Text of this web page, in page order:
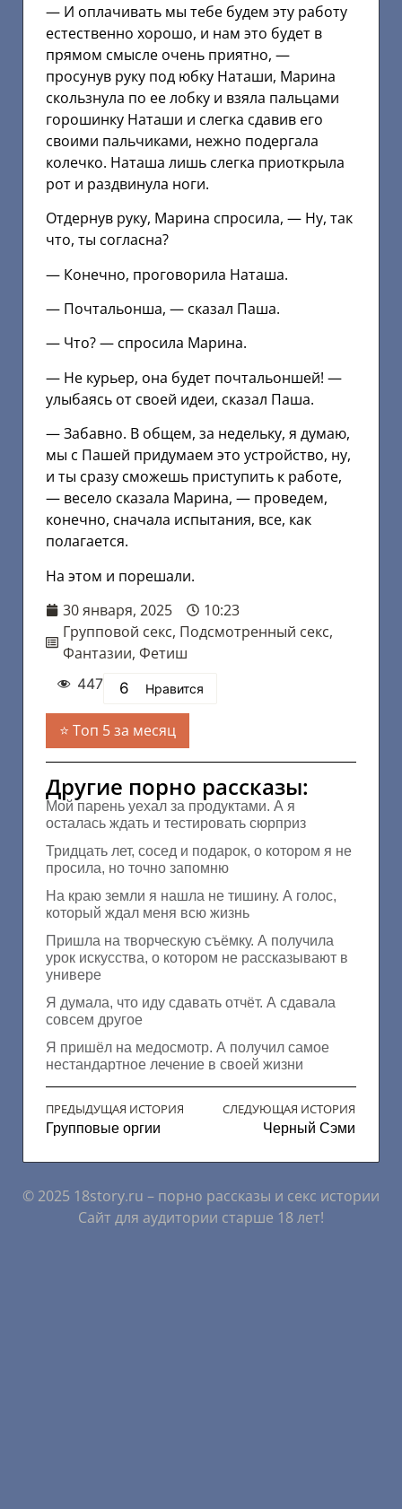
— И оплачивать мы тебе будем эту работу
естественно хорошо, и нам это будет в
прямом смысле очень приятно, —
просунув руку под юбку Наташи, Марина
скользнула по ее лобку и взяла пальцами
горошинку Наташи и слегка сдавив его
своими пальчиками, нежно подергала
колечко. Наташа лишь слегка приоткрыла
рот и раздвинула ноги.
Отдернув руку, Марина спросила, — Ну, так
что, ты согласна?
— Конечно, проговорила Наташа.
— Почтальонша, — сказал Паша.
— Что? — спросила Марина.
— Не курьер, она будет почтальоншей! —
улыбаясь от своей идеи, сказал Паша.
— Забавно. В общем, за недельку, я думаю,
мы с Пашей придумаем это устройство, ну,
и ты сразу сможешь приступить к работе,
— весело сказала Марина, — проведем,
конечно, сначала испытания, все, как
полагается.
На этом и порешали.
30 января, 2025
10:23
Групповой секс, Подсмотренный секс,
Фантазии, Фетиш
447 6 Нравится
Топ 5 за месяц
Другие порно рассказы:
Мой парень уехал за продуктами. А я
осталась ждать и тестировать сюрприз
Тридцать лет, сосед и подарок, о котором я не
просила, но точно запомню
На краю земли я нашла не тишину. А голос,
который ждал меня всю жизнь
Пришла на творческую съёмку. А получила
урок искусства, о котором не рассказывают в
универе
Я думала, что иду сдавать отчёт. А сдавала
совсем другое
Я пришёл на медосмотр. А получил самое
нестандартное лечение в своей жизни
ПРЕДЫДУЩАЯ ИСТОРИЯ
Групповые оргии
СЛЕДУЮЩАЯ ИСТОРИЯ
Черный Сэми
© 2025 18story.ru – порно рассказы и секс истории
Сайт для аудитории старше 18 лет!